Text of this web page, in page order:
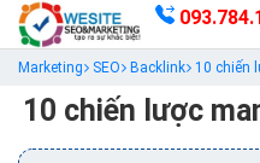
Marketing SEO Backlink 10 chiến
10 chiến lược